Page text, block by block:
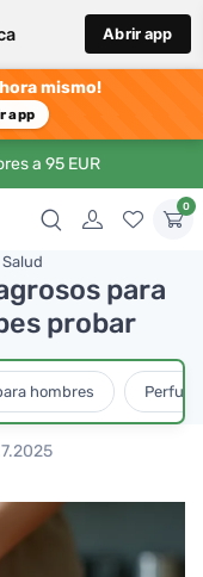
Abrir app
mismo!
app
a 95 EUR
0
Salud
para
probar
hombres